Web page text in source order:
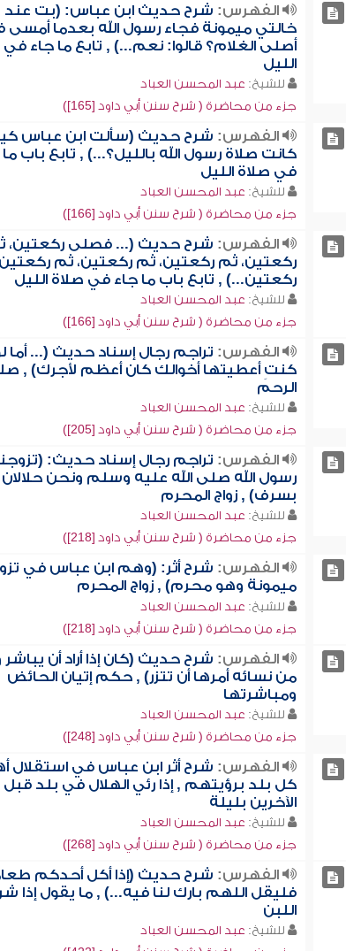
الفهرس: شرح حديث ابن عباس: (بت عند
خالتي ميمونة فجاء رسول الله بعدما أمسى
أصلى الغلام؟ قالوا: نعم...) , تابع ما جاء في
الليل
للشيخ: عبد المحسن العباد
جزء من محاضرة ( شرح سنن أبي داود [165])
الفهرس: شرح حديث (سألت ابن عباس
كانت صلاة رسول الله بالليل؟...) , تابع باب
في صلاة الليل
للشيخ: عبد المحسن العباد
جزء من محاضرة ( شرح سنن أبي داود [166])
الفهرس: شرح حديث (... فصلى ركعتين،
ركعتين، ثم ركعتين، ثم ركعتين، ثم
ركعتين...) , تابع باب ما جاء في صلاة الليل
للشيخ: عبد المحسن العباد
جزء من محاضرة ( شرح سنن أبي داود [166])
الفهرس: تراجم رجال إسناد حديث (... أما
كنتِ أعطيتها أخوالك كان أعظم لأجرك) ,
الرحم
للشيخ: عبد المحسن العباد
جزء من محاضرة ( شرح سنن أبي داود [205])
الفهرس: تراجم رجال إسناد حديث:
رسول الله صلى الله عليه وسلم ونحن حلالان
بسرف) , زواج المحرم
للشيخ: عبد المحسن العباد
جزء من محاضرة ( شرح سنن أبي داود [218])
الفهرس: شرح أثر: (وهم ابن عباس في
ميمونة وهو محرم) , زواج المحرم
للشيخ: عبد المحسن العباد
جزء من محاضرة ( شرح سنن أبي داود [218])
الفهرس: شرح حديث (كان إذا أراد أن يباشر
من نسائه أمرها أن تتزر) , حكم إتيان الحائض
ومباشرتها
للشيخ: عبد المحسن العباد
جزء من محاضرة ( شرح سنن أبي داود [248])
الفهرس: شرح أثر ابن عباس في استقلال
كل بلد برؤيتهم , إذا رئي الهلال في بلد قبل
الآخرين بليلة
للشيخ: عبد المحسن العباد
جزء من محاضرة ( شرح سنن أبي داود [268])
الفهرس: شرح حديث (إذا أكل أحدكم
فليقل اللهم بارك لنا فيه...) , ما يقول إذا
اللبن
للشيخ: عبد المحسن العباد